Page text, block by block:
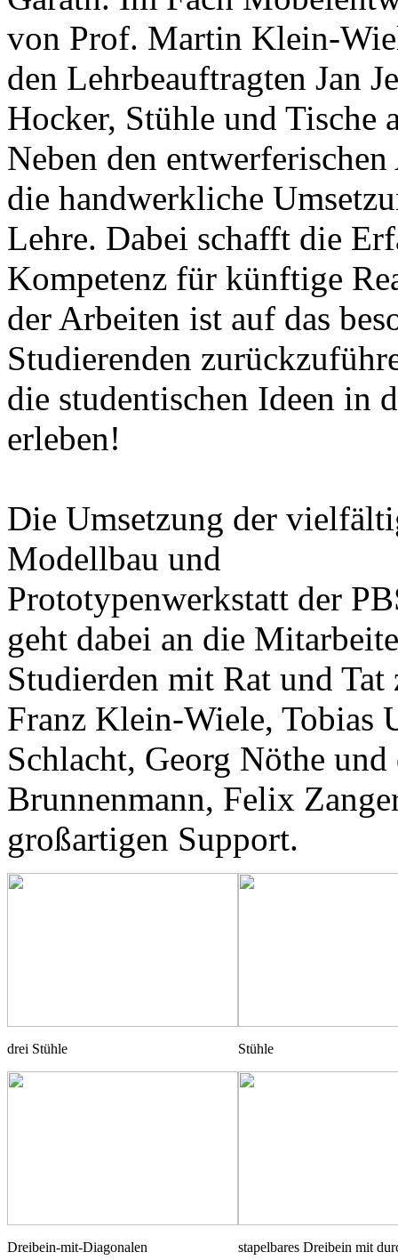
von Prof. Martin Klein-
den Lehrbeauftragten Jan
Hocker, Stühle und Tische
Neben den
die handwerkliche
Lehre. Dabei schafft die
Kompetenz für künftige
der Arbeiten ist auf das
Studierenden
die studentischen Ideen in
erleben!
Die Umsetzung der
Modellbau und
Prototypenwerkstatt der
geht dabei an die
Studierden mit Rat und
Franz Klein-Wiele, Tobias
Schlacht, Georg Nöthe
Brunnenmann, Felix
großartigen Support.
drei Stühle Stühle
Dreibein-mit-Diagonalen stapelbares Dreibein mit